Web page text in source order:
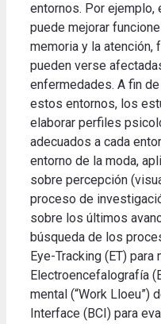
entornos. Por
puede mejorar
memoria y la atención,
pueden verse
enfermedades. A fin
estos entornos, los
elaborar perfiles
adecuados a cada
entorno de la moda,
sobre percepción
proceso de
sobre los últimos
búsqueda de los
Eye-Tracking (ET)
Electroencefalografía
mental (“Work Lloeu”)
Interface (BCI) para